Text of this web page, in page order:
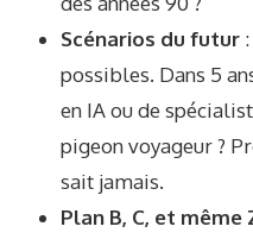
Scénarios du futur
possibles. Dans 5
en IA ou de
pigeon voyageur ?
sait jamais.
Plan B, C, et même